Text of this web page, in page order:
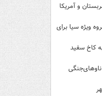
و آمریکا
ویژه سیا برای
کاخ سفید
ناوهای‌جنگی